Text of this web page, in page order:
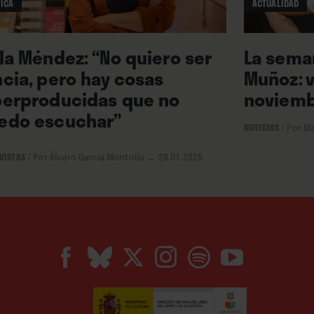
de origen
a punto de cumplir una
“LFO (Lupe Encuentra a
López, mexicana que
de amplificadores Fender, y
vanguardia americana.
Méndez: “No quiero ser
pero hay cosas
que no
escuchar”
ACTUALIDAD
La
Muñoz: